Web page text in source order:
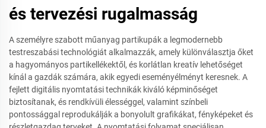
és tervezési rugalmasság
A személyre szabott műanyag partikupák a legmodernebb
testreszabási technológiát alkalmazzák, amely különválasztja őket
a hagyományos partikellékektől, és korlátlan kreatív lehetőséget
kínál a gazdák számára, akik egyedi eseményélményt keresnek. A
fejlett digitális nyomtatási technikák kiváló képminőséget
biztosítanak, és rendkívüli élességgel, valamint színbeli
pontossággal reprodukálják a bonyolult grafikákat, fényképeket és